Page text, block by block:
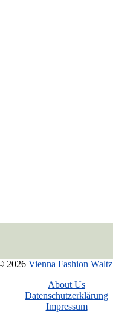
2026 Vienna Fashion Waltz
About Us
Datenschutzerklärung
Impressum